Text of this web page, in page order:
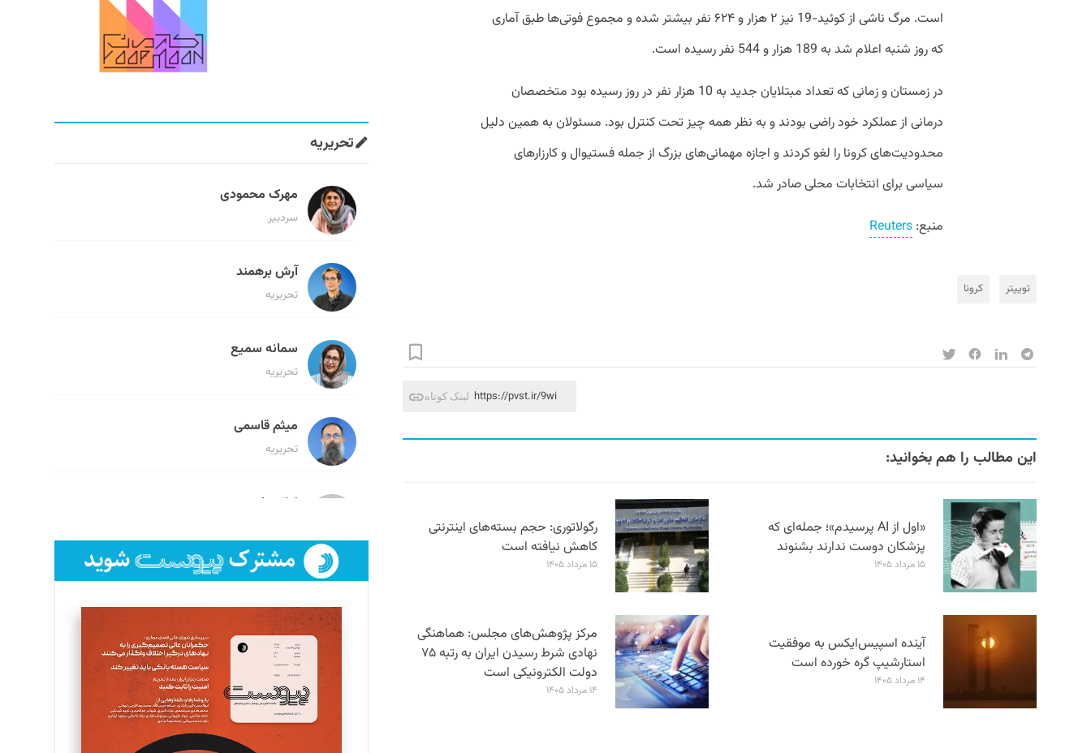
است. مرگ ناشی از کوئید-19 نیز ۲ هزار و ۶۲۴ نفر بیشتر شده و مجموع فوتی‌ها طبق آماری
که روز شنبه اعلام شد به 189 هزار و 544 نفر رسیده است.
در زمستان و زمانی که تعداد مبتلایان جدید به 10 هزار نفر در روز رسیده بود متخصصان
درمانی از عملکرد خود راضی بودند و به نظر همه چیز تحت کنترل بود. مسئولان به همین دلیل
محدودیت‌های کرونا را لغو کردند و اجازه مهمانی‌های بزرگ از جمله فستیوال و کارزار‌های
سیاسی برای انتخابات محلی صادر شد.
منبع:‌Reuters
توییتر کرونا
لینک کوتاه https://pvst.ir/9wi
این مطالب را هم بخوانید:
«اول از AI پرسیدم»؛ جمله‌ای که
پزشکان دوست ندارند بشنوند
۱۵ مرداد ۱۴۰۵
رگولاتوری: حجم بسته‌های اینترنتی
کاهش نیافته است
۱۵ مرداد ۱۴۰۵
آینده اسپیس‌ایکس به موفقیت
استارشیپ گره خورده است
۱۴ مرداد ۱۴۰۵
مرکز پژوهش‌های مجلس: هماهنگی
نهادی شرط رسیدن ایران به رتبه ۷۵
دولت الکترونیکی است
۱۴ مرداد ۱۴۰۵
تحریریه
مهرک محمودی
سردبیر
آرش برهمند
تحریریه
سمانه سمیع
تحریریه
میثم قاسمی
تحریریه
لیلا حنارود
فائزه فتحی رستمی
تحریریه
سروش کرمیان
تحریریه
مینا پاکدل